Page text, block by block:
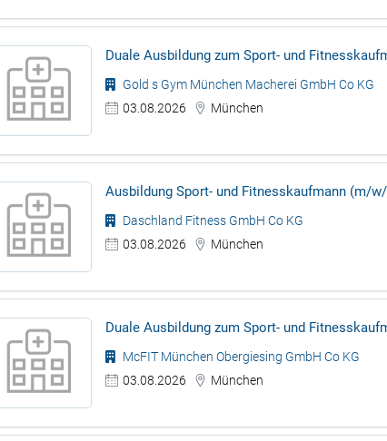
Duale Ausbildung zum Sport- und
Gold s Gym München Macherei GmbH Co KG
03.08.2026
München
Ausbildung Sport- und Fitnesskaufmann (m/
Daschland Fitness GmbH Co KG
03.08.2026
München
Duale Ausbildung zum Sport- und
McFIT München Obergiesing GmbH Co KG
03.08.2026
München